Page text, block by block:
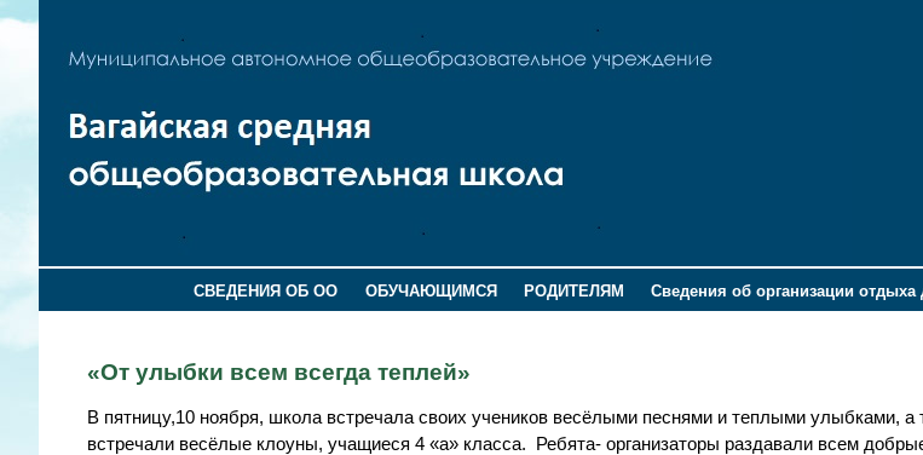
СВЕДЕНИЯ ОБ ОО ОБУЧАЮЩИМСЯ РОДИТЕЛЯМ Сведения об организации отдыха
«От улыбки всем всегда теплей»
В пятницу,10 ноября, школа встречала своих учеников весёлыми песнями и теплыми улыбками,
встречали весёлые клоуны, учащиеся 4 «а» класса. Ребята- организаторы раздавали всем